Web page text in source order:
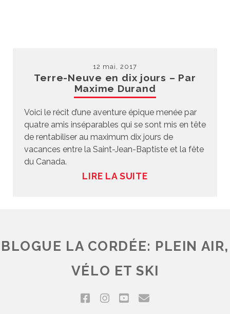
12 mai, 2017
Terre-Neuve en dix jours – Par
Maxime Durand
Voici le récit d’une aventure épique menée par
quatre amis inséparables qui se sont mis en tête
de rentabiliser au maximum dix jours de
vacances entre la Saint-Jean-Baptiste et la fête
du Canada.
LIRE LA SUITE
BLOGUE LA CORDÉE: PLEIN AIR,
VÉLO ET SKI